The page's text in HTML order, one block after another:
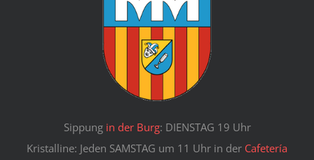
Sippung in der Burg: DIENSTAG 19 Uhr
Kristalline: Jeden SAMSTAG um 11 Uhr in der Cafetería